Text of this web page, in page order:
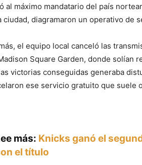
al máximo mandatario del país
ciudad, diagramaron un operativo de
el equipo local canceló las
Square Garden, donde solían
victorias conseguidas generaba
ese servicio gratuito que suele
más: Knicks ganó el
el título